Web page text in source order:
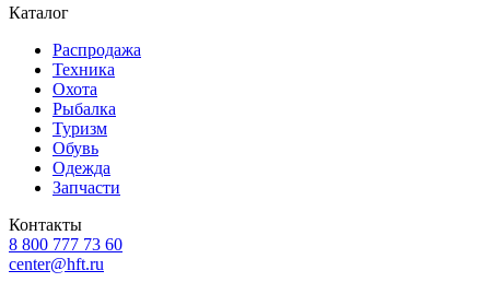
Каталог
Распродажа
Техника
Охота
Рыбалка
Туризм
Обувь
Одежда
Запчасти
Контакты
8 800 777 73 60
center@hft.ru